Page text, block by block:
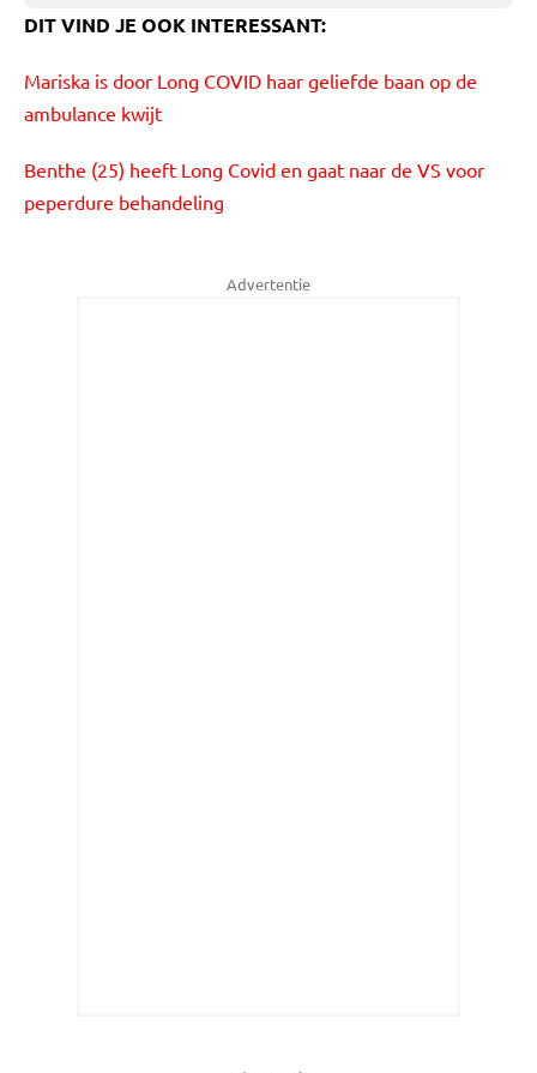
DIT VIND JE OOK INTERESSANT:
Mariska is door Long COVID haar geliefde baan op de
ambulance kwijt
Benthe (25) heeft Long Covid en gaat naar de VS voor
peperdure behandeling
Advertentie